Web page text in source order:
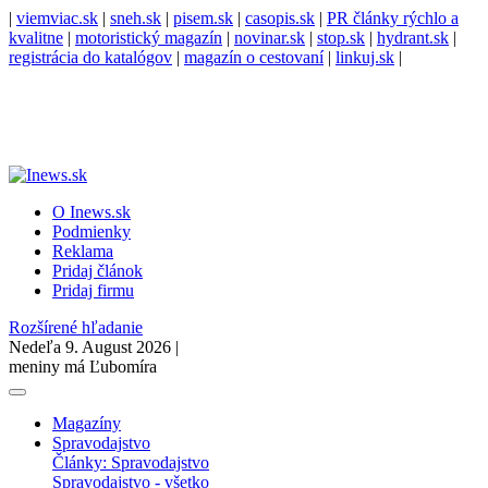
| viemviac.sk | sneh.sk | pisem.sk | casopis.sk | PR články rýchlo a
kvalitne | motoristický magazín | novinar.sk | stop.sk | hydrant.sk |
registrácia do katalógov | magazín o cestovaní| linkuj.sk |
O Inews.sk
Podmienky
Reklama
Pridaj článok
Pridaj firmu
Rozšírené hľadanie
Nedeľa 9. August 2026 |
meniny má Ľubomíra
Magazíny
Spravodajstvo
Články: Spravodajstvo
Spravodajstvo - všetko